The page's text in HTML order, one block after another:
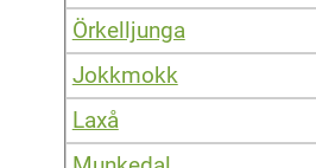
Örkelljunga
Jokkmokk
Laxå